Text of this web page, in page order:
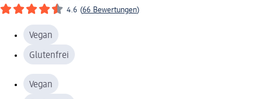
4.6 (66 Bewertungen)
Vegan
Glutenfrei
Vegan